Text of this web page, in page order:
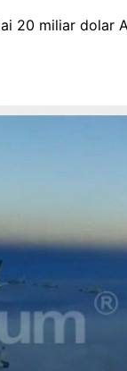
20 miliar dolar